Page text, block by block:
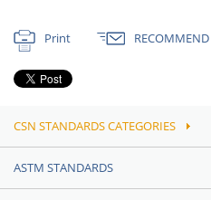
Print RECOMMEND
CSN STANDARDS CATEGORIES
ASTM STANDARDS